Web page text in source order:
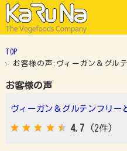
TOP
お客様の声:ヴィーガン＆グル
お客様の声
ヴィーガン＆グルテンフリー
4.7 (2件)